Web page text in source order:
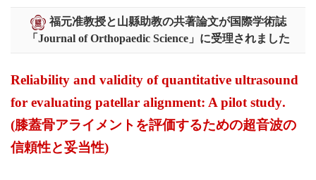
福元准教授と山縣助教の共著論文が国際学術誌
「Journal of Orthopaedic Science」に受理されました
Reliability and validity of quantitative ultrasound
for evaluating patellar alignment: A pilot study.
(膝蓋骨アライメントを評価するための超音波の
信頼性と妥当性)